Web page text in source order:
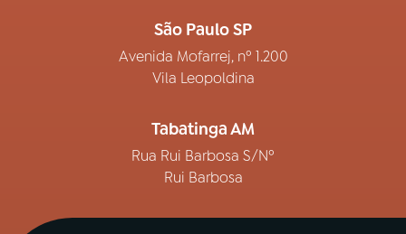
São Paulo SP
Avenida Mofarrej, nº 1.200
Vila Leopoldina
Tabatinga AM
Rua Rui Barbosa S/Nº
Rui Barbosa